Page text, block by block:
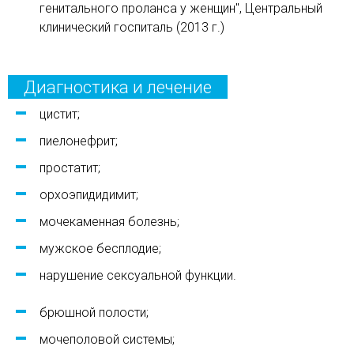
генитального проланса у женщин", Центральный
клинический госпиталь (2013 г.)
Диагностика и лечение
цистит;
пиелонефрит;
простатит;
орхоэпидидимит;
мочекаменная болезнь;
мужское бесплодие;
нарушение сексуальной функции.
брюшной полости;
мочеполовой системы;